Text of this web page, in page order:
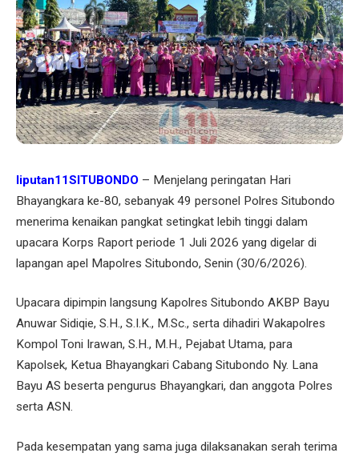
liputan11SITUBONDO – Menjelang peringatan Hari
Bhayangkara ke-80, sebanyak 49 personel Polres Situbondo
menerima kenaikan pangkat setingkat lebih tinggi dalam
upacara Korps Raport periode 1 Juli 2026 yang digelar di
lapangan apel Mapolres Situbondo, Senin (30/6/2026).
Upacara dipimpin langsung Kapolres Situbondo AKBP Bayu
Anuwar Sidiqie, S.H., S.I.K., M.Sc., serta dihadiri Wakapolres
Kompol Toni Irawan, S.H., M.H., Pejabat Utama, para
Kapolsek, Ketua Bhayangkari Cabang Situbondo Ny. Lana
Bayu AS beserta pengurus Bhayangkari, dan anggota Polres
serta ASN.
Pada kesempatan yang sama juga dilaksanakan serah terima